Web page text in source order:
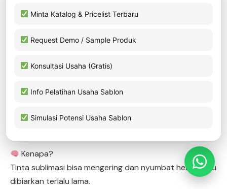
tahun udah rewel
Cetak
Ini sering banget dilupakan. Kalau kamu lagi gak ada
Kenapa?
Tinta sublimasi bisa mengering dan nyumbat head kalau
dibiarkan terlalu lama.
Minta Katalog & Pricelist Terbaru
Request Demo / Sample Produk
Konsultasi Usaha (Gratis)
Info Pelatihan Usaha Sablon
Simulasi Potensi Usaha Sablon